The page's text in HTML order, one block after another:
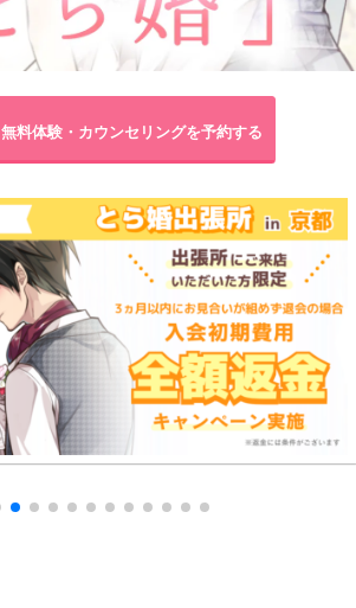
無料体験・カウンセリングを予約する